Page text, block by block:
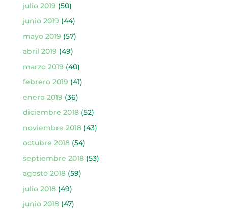
julio 2019 (50)
junio 2019 (44)
mayo 2019 (57)
abril 2019 (49)
marzo 2019 (40)
febrero 2019 (41)
enero 2019 (36)
diciembre 2018(52)
noviembre 2018(43)
octubre 2018(54)
septiembre 2018(53)
agosto 2018(59)
julio 2018(49)
junio 2018(47)